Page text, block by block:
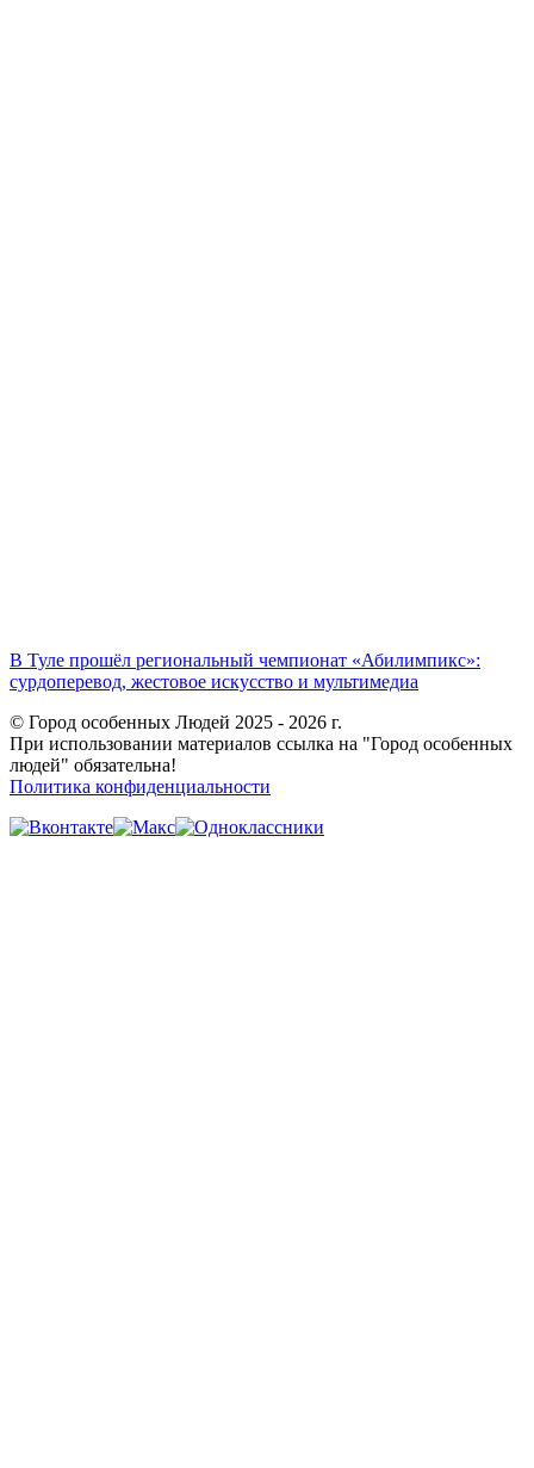
В Туле прошёл региональный чемпионат «Абилимпикс»:
сурдоперевод, жестовое искусство и мультимедиа
© Город особенных Людей 2025 - 2026 г.
При использовании материалов ссылка на "Город особенных
людей" обязательна!
Политика конфиденциальности